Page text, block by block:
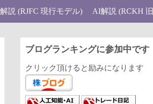
説 (RJFC 現行モデル) AI解説 (RCKH
ブログランキングに参加中です
クリック頂けると励みになります